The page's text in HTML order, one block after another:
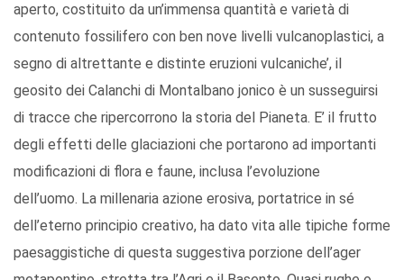
aperto, costituito da un’immensa quantità e varietà di
contenuto fossilifero con ben nove livelli vulcanoplastici, a
segno di altrettante e distinte eruzioni vulcaniche’, il
geosito dei Calanchi di Montalbano jonico è un susseguirsi
di tracce che ripercorrono la storia del Pianeta. E’ il frutto
degli effetti delle glaciazioni che portarono ad importanti
modificazioni di flora e faune, inclusa l’evoluzione
dell’uomo. La millenaria azione erosiva, portatrice in sé
dell’eterno principio creativo, ha dato vita alle tipiche forme
paesaggistiche di questa suggestiva porzione dell’ager